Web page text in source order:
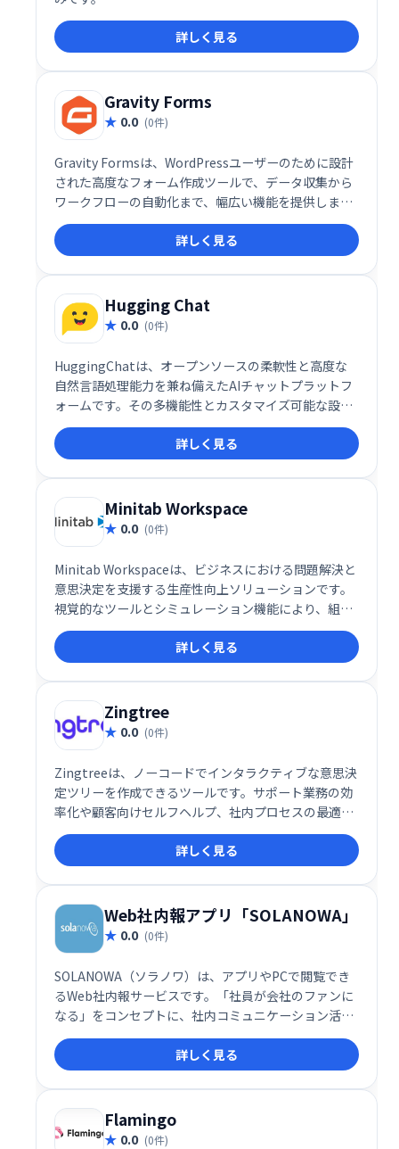
詳しく見る
Gravity Forms
0.0 (0件)
Gravity Formsは、WordPressユーザーのために設計
された高度なフォーム作成ツールで、データ収集から
ワークフローの自動化まで、幅広い機能を提供しま
す。世界中の企業やプロフェッショナルから信頼さ
れ、ビジネスやウェブサイトの運営を効率化するため
の必須ツールとなっています。
詳しく見る
Hugging Chat
0.0 (0件)
HuggingChatは、オープンソースの柔軟性と高度な
自然言語処理能力を兼ね備えたAIチャットプラットフ
ォームです。その多機能性とカスタマイズ可能な設計
により、個人から企業、さらには研究機関まで、幅広
いユーザーに最適なソリューションを提供します。
詳しく見る
Minitab Workspace
0.0 (0件)
Minitab Workspaceは、ビジネスにおける問題解決と
意思決定を支援する生産性向上ソリューションです。
視覚的なツールとシミュレーション機能により、組織
のプロセスを可視化し、複雑な問題を効果的に分析で
きます。業務改善やリスク管理をスムーズに進め、よ
り良い意思決定をサポートします。直感的な操作性
で、専門知識がなくても容易に利用可能です。
詳しく見る
Zingtree
0.0 (0件)
Zingtreeは、ノーコードでインタラクティブな意思決
定ツリーを作成できるツールです。サポート業務の効
率化や顧客向けセルフヘルプ、社内プロセスの最適化
に最適。複雑なフローを分かりやすい選択肢形式で表
示し、ユーザーをスムーズに導きます。ITスキル不要
で、ビジネス担当者自身が柔軟に作成・運用できるた
め、迅速な導入と改善が可能です。様々なビジネスシ
ーンで、ユーザー体験と業務効率の向上を実現しま
す。
詳しく見る
Web社内報アプリ「SOLANOWA」
0.0 (0件)
SOLANOWA（ソラノワ）は、アプリやPCで閲覧でき
るWeb社内報サービスです。「社員が会社のファンに
なる」をコンセプトに、社内コミュニケーション活性
化を支援します。豊富な機能で情報共有を効率化し、
エンゲージメント向上に貢献します。2021年にはITR
市場調査レポートで3年連続シェアNo.1を獲得。国内
外70万ユーザーにご利用いただいています。いつでも
どこでも、スムーズな情報伝達を実現します。
詳しく見る
Flamingo
0.0 (0件)